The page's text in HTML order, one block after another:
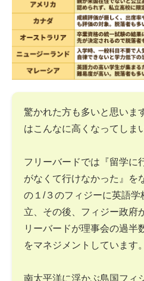
驚かれた方も多いと思いま
はこんなに高くなってしま
フリーバードでは『留学に
がなくて行けなかった』を
の１/３のフィジーに英語学
立、その後、フィジー政府
リーバードが理事会の過半
をマネジメントしています。
南太平洋に浮かぶ島国フィ